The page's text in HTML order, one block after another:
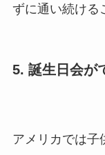
ずに通い続ける
5. 誕生日会が
アメリカでは子